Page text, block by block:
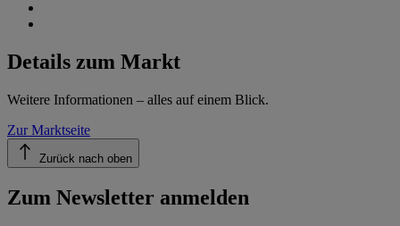
Details zum Markt
Weitere Informationen – alles auf einem Blick.
Zur Marktseite
Zurück nach oben
Zum Newsletter anmelden